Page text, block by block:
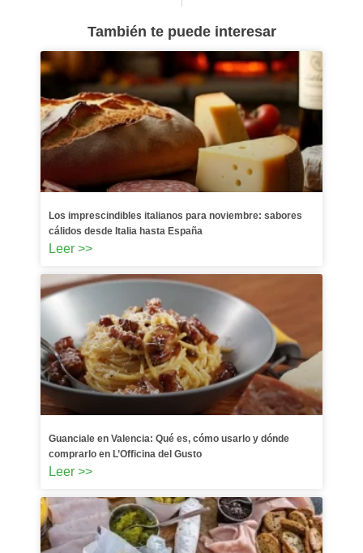
También te puede interesar
Los imprescindibles italianos para noviembre: sabores
cálidos desde Italia hasta España
Leer >>
Guanciale en Valencia: Qué es, cómo usarlo y dónde
comprarlo en L’Officina del Gusto
Leer >>